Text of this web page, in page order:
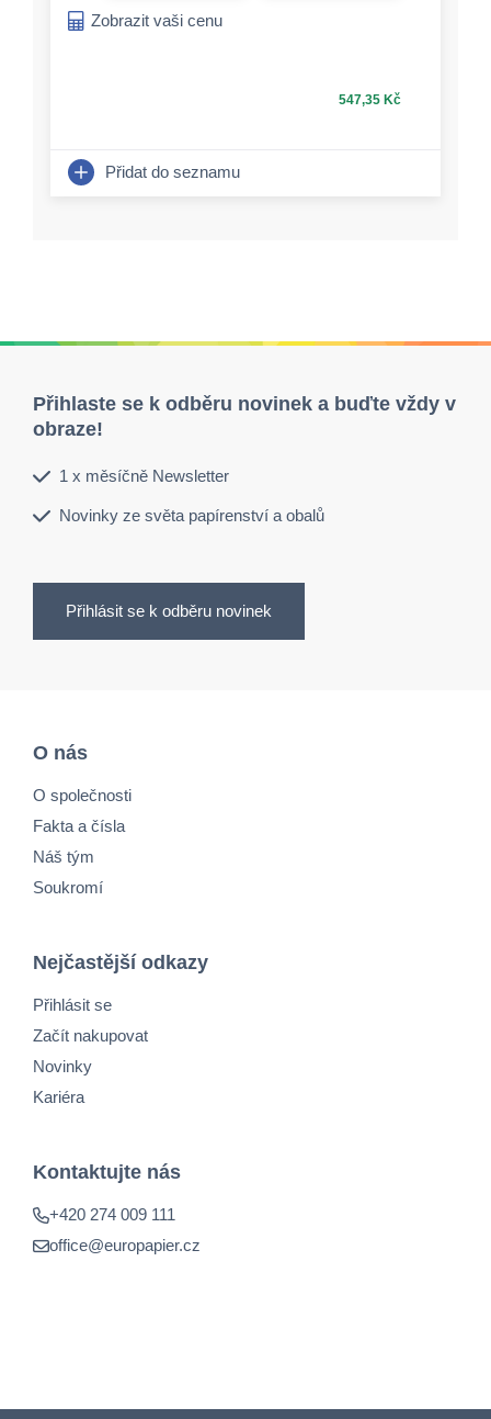
Zobrazit vaši cenu
547,35 Kč
Přidat do seznamu
Přihlaste se k odběru novinek a buďte vždy v
obraze!
1 x měsíčně Newsletter
Novinky ze světa papírenství a obalů
Přihlásit se k odběru novinek
O nás
O společnosti
Fakta a čísla
Náš tým
Soukromí
Nejčastější odkazy
Přihlásit se
Začít nakupovat
Novinky
Kariéra
Kontaktujte nás
+420 274 009 111
office@europapier.cz